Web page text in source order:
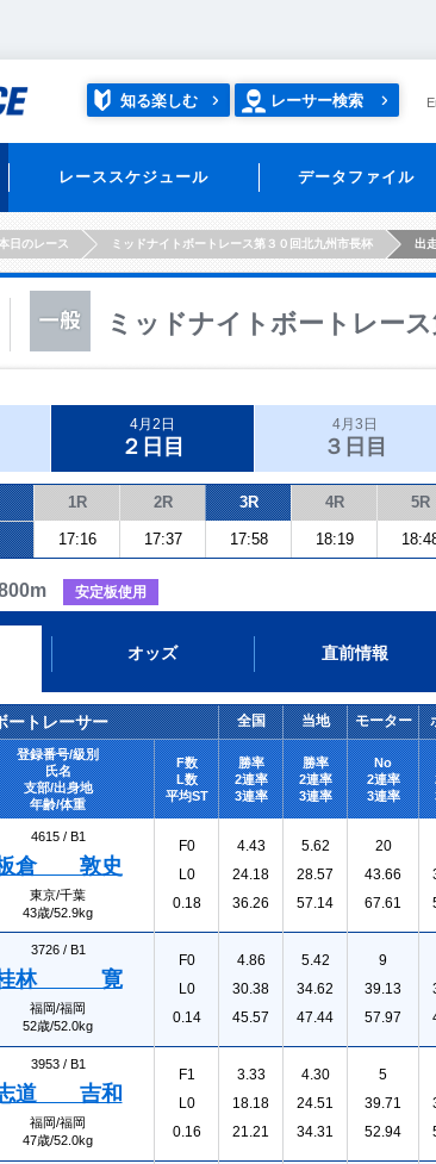
知る楽しむ レーサー検索
レーススケジュール データファイル
日のレース ミッドナイトボートレース第３０回北九州市長杯 出
ミッドナイトボートレー
4月2日
２日目
4月3日
３日目
1R 2R 3R 4R 5R
17:16 17:37 17:58 18:19
安定板使用
オッズ 直前情報
ートレーサー 全国 当地 モーター
登録番号/級別
氏名
支部/出身地
年齢/体重
F数
L数
平均ST
勝率
2連率
3連率
勝率
2連率
3連率
No
2連率
3連率
4615 / B1
倉 敦史
東京/千葉
43歳/52.9kg
F0
L0
0.18
4.43
24.18
36.26
5.62
28.57
57.14
20
43.66
67.61
3726 / B1
林 寛
福岡/福岡
52歳/52.0kg
F0
L0
0.14
4.86
30.38
45.57
5.42
34.62
47.44
9
39.13
57.97
3953 / B1
道 吉和
福岡/福岡
47歳/52.0kg
F1
L0
0.16
3.33
18.18
21.21
4.30
24.51
34.31
5
39.71
52.94